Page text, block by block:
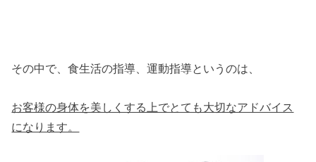
その中で、食生活の指導、運動指導というのは、
お客様の身体を美しくする上でとても大切なアドバイス
になります。